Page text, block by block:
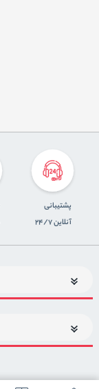
پشتیبانی
آنلاین 24/7